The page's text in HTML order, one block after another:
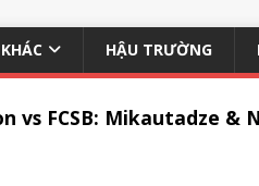
KHÁC HẬU TRƯỜNG
vs FCSB: Mikautadze &